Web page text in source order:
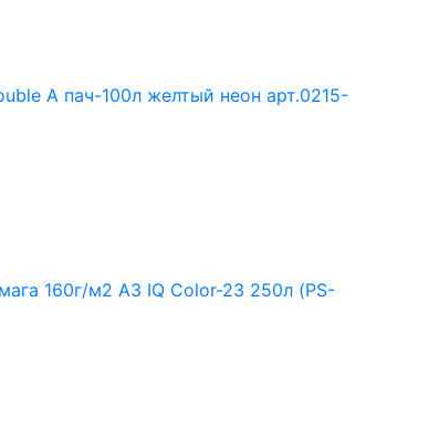
A пач-100л желтый неон арт.0215-
160г/м2 А3 IQ Color-23 250л (PS-